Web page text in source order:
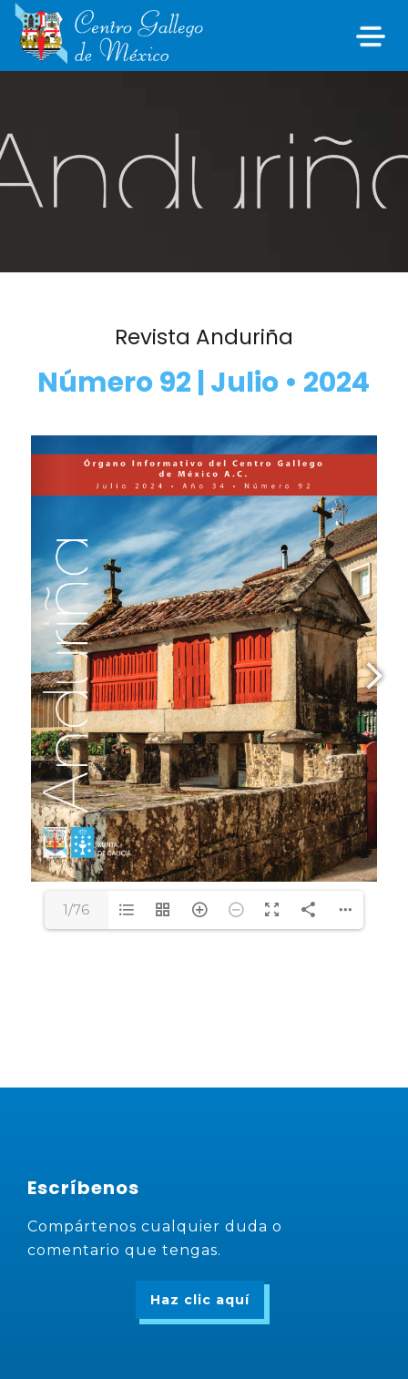
Revista Anduriña
Número 92 | Julio • 2024
1/76
Escríbenos
Compártenos cualquier duda o
comentario que tengas.
Haz clic aquí